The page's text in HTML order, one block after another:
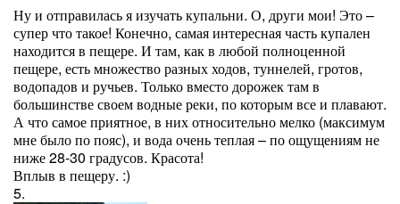
Ну и отправилась я изучать купальни. О, други мои! Это –
супер что такое! Конечно, самая интересная часть купален
находится в пещере. И там, как в любой полноценной
пещере, есть множество разных ходов, туннелей, гротов,
водопадов и ручьев. Только вместо дорожек там в
большинстве своем водные реки, по которым все и плавают.
А что самое приятное, в них относительно мелко (максимум
мне было по пояс), и вода очень теплая – по ощущениям не
ниже 28-30 градусов. Красота!
Вплыв в пещеру. :)
5.